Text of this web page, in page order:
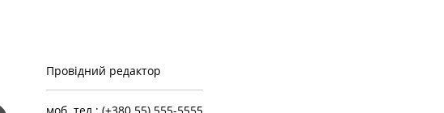
Провідний редактор